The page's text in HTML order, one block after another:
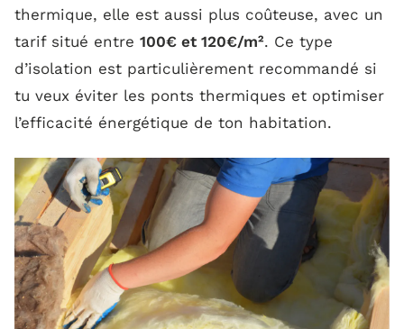
thermique, elle est aussi plus coûteuse, avec un
tarif situé entre 100€ et 120€/m². Ce type
d’isolation est particulièrement recommandé si
tu veux éviter les ponts thermiques et optimiser
l’efficacité énergétique de ton habitation.